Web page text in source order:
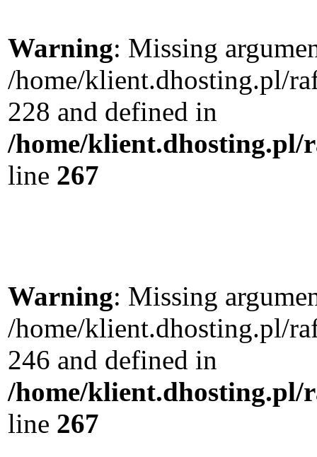
Warning: Missing
/home/klient.dhosting.pl/
228 and defined in
/home/klient.dhosting.pl/
line 267
Warning: Missing
/home/klient.dhosting.pl/
246 and defined in
/home/klient.dhosting.pl/
line 267